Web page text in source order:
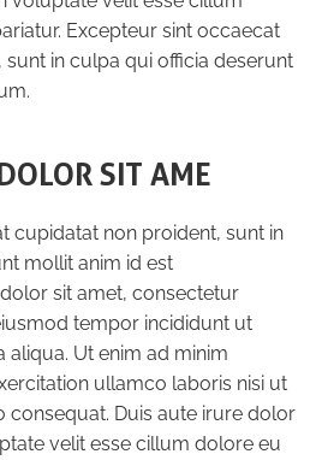
Excepteur sint occaecat
in culpa qui officia deserunt
SIT AME
cupidatat non proident, sunt in
mollit anim id est
sit amet, consectetur
tempor incididunt ut
Ut enim ad minim
ullamco laboris nisi ut
consequat. Duis aute irure dolor
velit esse cillum dolore eu